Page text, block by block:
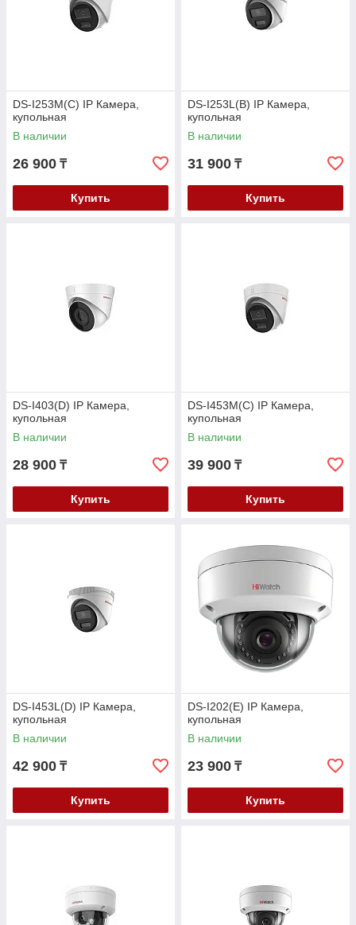
DS-I253M(C) IP Камера,
купольная
В наличии
26 900 ₸
Купить
DS-I253L(B) IP Камера,
купольная
В наличии
31 900 ₸
Купить
DS-I403(D) IP Камера,
купольная
В наличии
28 900 ₸
Купить
DS-I453M(C) IP Камера,
купольная
В наличии
39 900 ₸
Купить
DS-I453L(D) IP Камера,
купольная
В наличии
42 900 ₸
Купить
DS-I202(E) IP Камера,
купольная
В наличии
23 900 ₸
Купить